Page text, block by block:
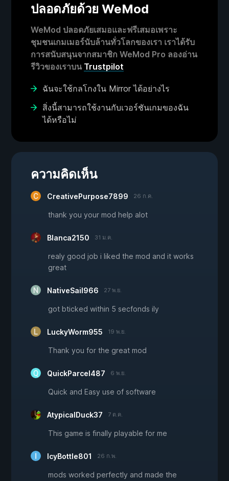
ปลอดภัยด้วย WeMod
WeMod ปลอดภัยเสมอและฟรีเสมอเพราะ
ชุมชนเกมเมอร์นับล้านทั่วโลกของเรา เราได้รับ
การสนับสนุนจากสมาชิก WeMod Pro ลองอ่าน
รีวิวของเราบน Trustpilot
ฉันจะใช้กลโกงใน Mirror ได้อย่างไร
สิ่งนี้สามารถใช้งานกับเวอร์ชันเกมของฉัน
ได้หรือไม่
ความคิดเห็น
CreativePurpose7899 26 ก.ค.
thank you your mod help alot
Blanca2150 31 ม.ค.
realy good job i liked the mod and it works
great
NativeSail966 27 พ.ย.
got bticked within 5 secfonds ily
LuckyWorm955 19 พ.ย.
Thank you for the great mod
QuickParcel487 6 พ.ย.
Quick and Easy use of software
AtypicalDuck37 7 ต.ค.
This game is finally playable for me
IcyBottle801 26 ก.พ.
mods worked perfectly and made the